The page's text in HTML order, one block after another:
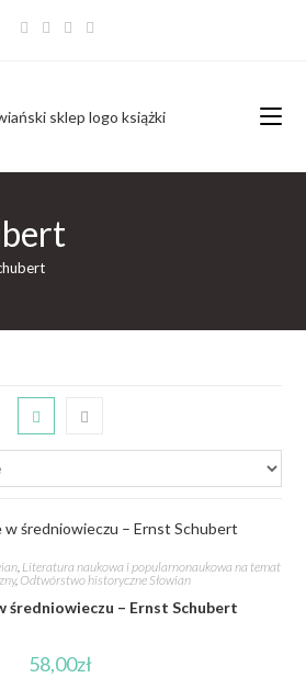
, Literatura naukowa i popularnonaukowa na temat
, Odtwórstwo historyczne Słowian
średniowieczu – Ernst Schubert
58,00zł